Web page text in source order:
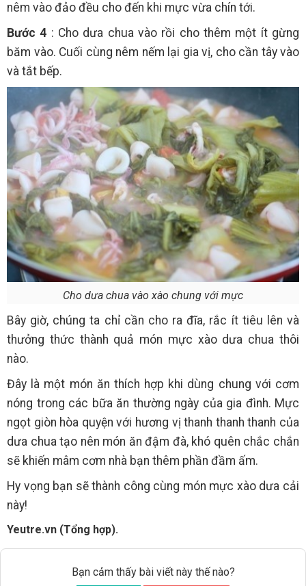
nêm vào đảo đều cho đến khi mực vừa chín tới.
Bước 4 : Cho dưa chua vào rồi cho thêm một ít gừng
băm vào. Cuối cùng nêm nếm lại gia vị, cho cần tây vào
và tắt bếp.
Cho dưa chua vào xào chung với mực
Bây giờ, chúng ta chỉ cần cho ra đĩa, rắc ít tiêu lên và
thưởng thức thành quả món mực xào dưa chua thôi
nào.
Đây là một món ăn thích hợp khi dùng chung với cơm
nóng trong các bữa ăn thường ngày của gia đình. Mực
ngọt giòn hòa quyện với hương vị thanh thanh thanh của
dưa chua tạo nên món ăn đậm đà, khó quên chắc chắn
sẽ khiến mâm cơm nhà bạn thêm phần đầm ấm.
Hy vọng bạn sẽ thành công cùng món mực xào dưa cải
này!
Yeutre.vn (Tổng hợp).
Bạn cảm thấy bài viết này thế nào?